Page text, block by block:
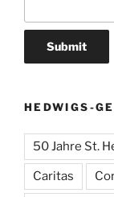
HEDWIGS-
50 Jahre St.
Caritas